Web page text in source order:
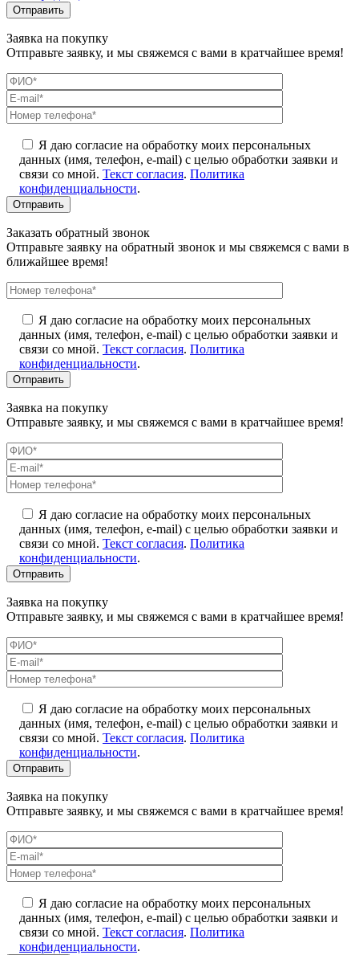
Заявка на покупку
Отправьте заявку, и мы свяжемся с вами в кратчайшее время!
Я даю согласие на обработку моих персональных
данных (имя, телефон, e-mail) с целью обработки заявки и
связи со мной. Текст согласия. Политика
конфиденциальности.
Заказать обратный звонок
Отправьте заявку на обратный звонок и мы свяжемся с вами в
ближайшее время!
Я даю согласие на обработку моих персональных
данных (имя, телефон, e-mail) с целью обработки заявки и
связи со мной. Текст согласия. Политика
конфиденциальности.
Заявка на покупку
Отправьте заявку, и мы свяжемся с вами в кратчайшее время!
Я даю согласие на обработку моих персональных
данных (имя, телефон, e-mail) с целью обработки заявки и
связи со мной. Текст согласия. Политика
конфиденциальности.
Заявка на покупку
Отправьте заявку, и мы свяжемся с вами в кратчайшее время!
Я даю согласие на обработку моих персональных
данных (имя, телефон, e-mail) с целью обработки заявки и
связи со мной. Текст согласия. Политика
конфиденциальности.
Заявка на покупку
Отправьте заявку, и мы свяжемся с вами в кратчайшее время!
Я даю согласие на обработку моих персональных
данных (имя, телефон, e-mail) с целью обработки заявки и
связи со мной. Текст согласия. Политика
конфиденциальности.